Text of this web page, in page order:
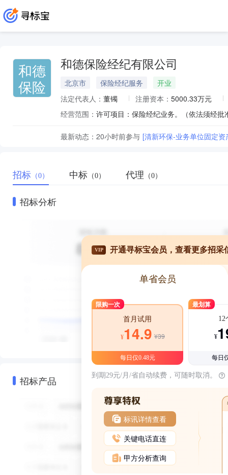
和德
保险
和德保险经纪有限公司
北京市 保险经纪服务
开业
法定代表人： 董镯 注册资本： 5000.33万元
经营范围：
最新动态： 20小时前参与 [清新环保-业务单位固定
招标 （0） 中标 （0） 代理 （0）
招标分析
招标产品
VIP 开通寻标宝会员，查看更多招采
单省会员
限购一次
首月试用
¥14.9 ¥39
每日仅0.48元
最划算
12
¥
每日
到期29元/月/省自动续费，可随时取消。
标讯详情查看
关键电话直连
甲方分析查询